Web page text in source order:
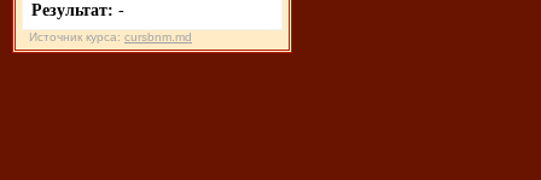
Результат: -
Источник курса: cursbnm.md